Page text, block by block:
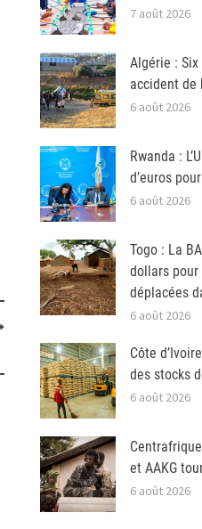
7 août 2026
Algérie :
accident de
6 août 2026
Rwanda :
d’euros
6 août 2026
Togo : La
dollars
déplacées
6 août 2026
Côte
des stocks
6 août 2026
et AAKG
6 août 2026